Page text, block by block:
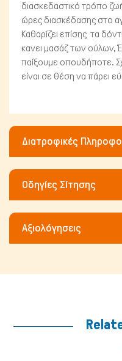
Μικρά
Fish/
διασκεδαστικό τρόπο
ώρες διασκέδασης στο
Καθαρίζει επίσης τα
κανει μασάζ των ούλων,
παίξουμε οπουδήποτε.
είναι σε θέση να πάρει
Διατροφικές
Οδηγίες Σίτησης
Αξιολόγησεις